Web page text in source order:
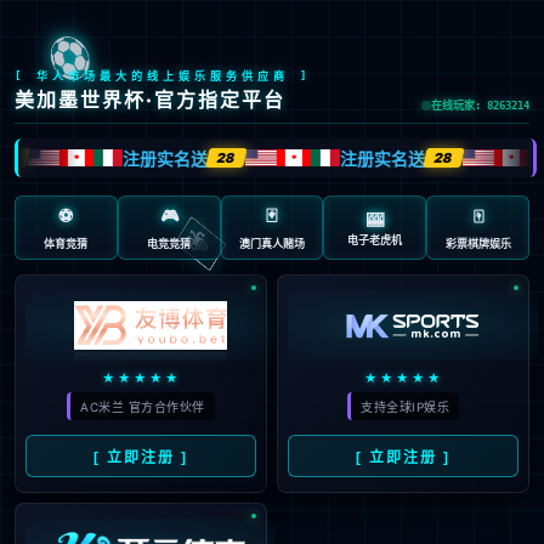
全球网点 服务流程 订单查询 英国威廉集团服务季
国内网点 全球网点
请选择业务